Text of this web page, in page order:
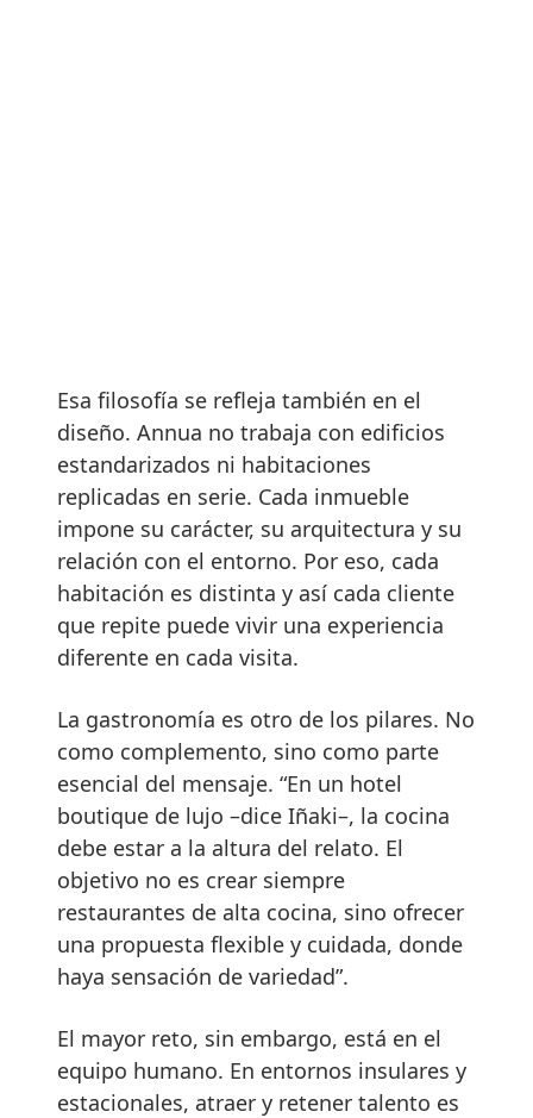
Esa filosofía se refleja también en el
diseño. Annua no trabaja con edificios
estandarizados ni habitaciones
replicadas en serie. Cada inmueble
impone su carácter, su arquitectura y su
relación con el entorno. Por eso, cada
habitación es distinta y así cada cliente
que repite puede vivir una experiencia
diferente en cada visita.
La gastronomía es otro de los pilares. No
como complemento, sino como parte
esencial del mensaje. “En un hotel
boutique de lujo –dice Iñaki–, la cocina
debe estar a la altura del relato. El
objetivo no es crear siempre
restaurantes de alta cocina, sino ofrecer
una propuesta flexible y cuidada, donde
haya sensación de variedad”.
El mayor reto, sin embargo, está en el
equipo humano. En entornos insulares y
estacionales, atraer y retener talento es